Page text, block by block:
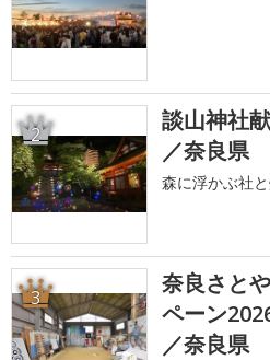
2
談山神社
／奈良県
森に浮かぶ社
3
奈良さと
ペーン
／奈良県